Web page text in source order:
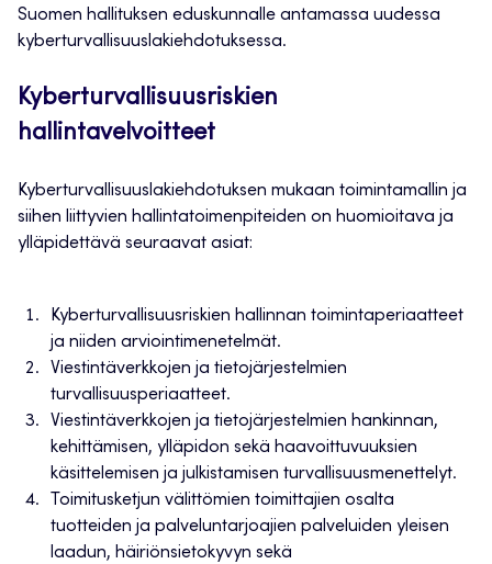
Suomen hallituksen eduskunnalle antamassa uudessa
kyberturvallisuuslakiehdotuksessa.
Kyberturvallisuusriskien
hallintavelvoitteet
Kyberturvallisuuslakiehdotuksen mukaan toimintamallin ja
siihen liittyvien hallintatoimenpiteiden on huomioitava ja
ylläpidettävä seuraavat asiat:
Kyberturvallisuusriskien hallinnan toimintaperiaatteet
ja niiden arviointimenetelmät.
Viestintäverkkojen ja tietojärjestelmien
turvallisuusperiaatteet.
Viestintäverkkojen ja tietojärjestelmien hankinnan,
kehittämisen, ylläpidon sekä haavoittuvuuksien
käsittelemisen ja julkistamisen turvallisuusmenettelyt.
Toimitusketjun välittömien toimittajien osalta
tuotteiden ja palveluntarjoajien palveluiden yleisen
laadun, häiriönsietokyvyn sekä